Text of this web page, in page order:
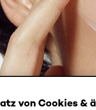
von Cookies &